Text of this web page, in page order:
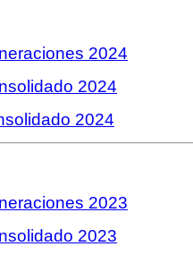
2024
2024
2024
2023
2023